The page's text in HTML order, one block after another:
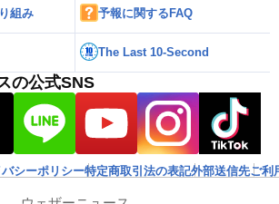
組み 予報に関するFAQ
The Last 10-Second
の公式SNS
シーポリシー特定商取引法の表記外部送信先ご利